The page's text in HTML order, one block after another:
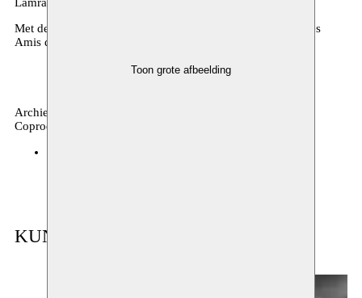
Toon grote afbeelding
Met de steun van Bozar, Moussem Nomadic Arts Center, Les
Amis de l’Islam, Arabel, MO* Magazine…
Archief, debat
Coproductie
KUNSTENAAR IN RESIDENTIE